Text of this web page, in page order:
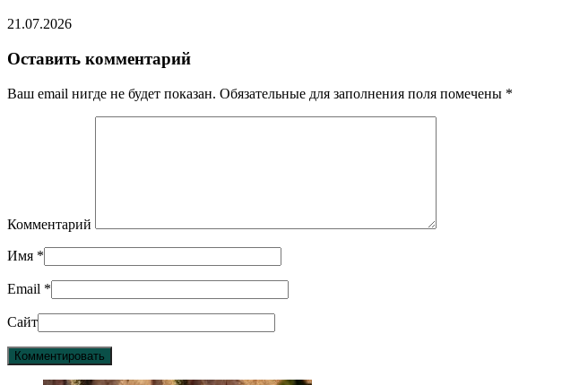
21.07.2026
Оставить комментарий
Ваш email нигде не будет показан. Обязательные для заполнения поля помечены *
Комментарий
Имя *
Email *
Сайт